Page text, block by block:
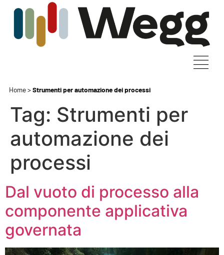
Home>Strumenti per automazione dei processi
Tag: Strumenti per
automazione dei
processi
Dal vuoto di processo alla
componente applicativa
governata